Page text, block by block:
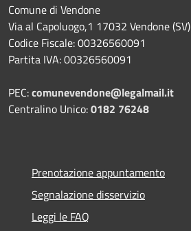
Comune di Vendone
Via al Capoluogo,1 17032 Vendone (SV)
Codice Fiscale: 00326560091
Partita IVA: 00326560091
PEC:comunevendone@legalmail.it
Centralino Unico:0182 76248
Prenotazione appuntamento
Segnalazione disservizio
Leggi le FAQ